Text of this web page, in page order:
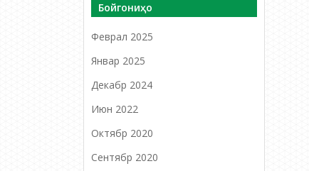
Бойгониҳо
Феврал 2025
Январ 2025
Декабр 2024
Июн 2022
Октябр 2020
Сентябр 2020